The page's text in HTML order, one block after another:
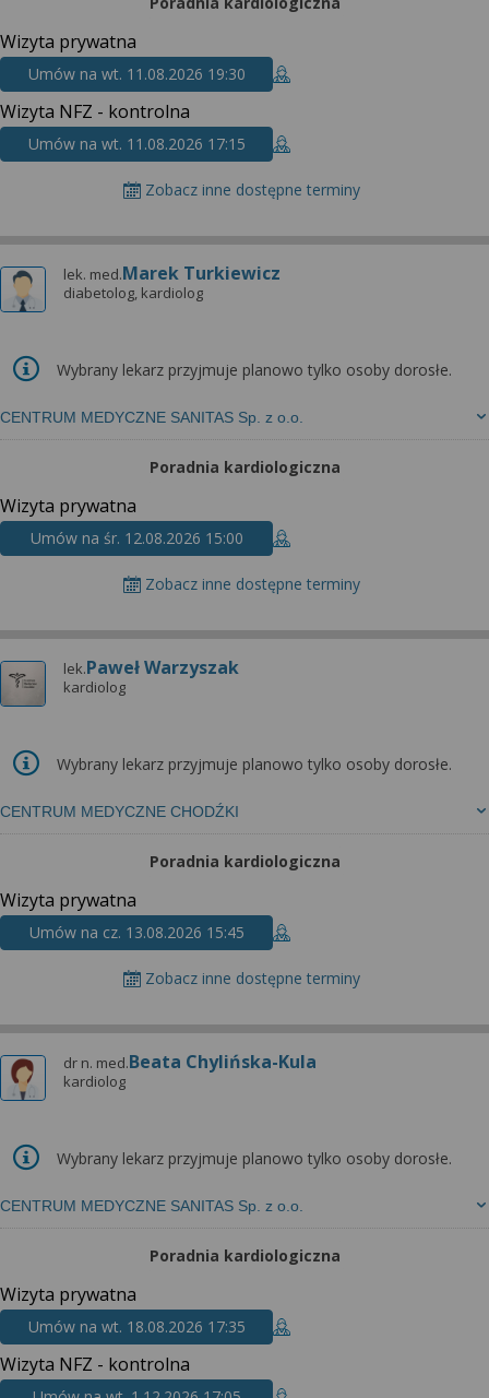
Wizyta prywatna
Umów na wt. 11.08.2026 19:30
Wizyta NFZ - kontrolna
Umów na wt. 11.08.2026 17:15
Zobacz inne dostępne terminy
lek. med.Marek Turkiewicz
diabetolog, kardiolog
CENTRUM MEDYCZNE SANITAS Sp. z o.o.
Wybrany lekarz przyjmuje planowo tylko osoby dorosłe.
Poradnia kardiologiczna
Wizyta prywatna
Umów na śr. 12.08.2026 15:00
Zobacz inne dostępne terminy
lek.Paweł Warzyszak
kardiolog
CENTRUM MEDYCZNE CHODŹKI
Wybrany lekarz przyjmuje planowo tylko osoby dorosłe.
Poradnia kardiologiczna
Wizyta prywatna
Umów na cz. 13.08.2026 15:45
Zobacz inne dostępne terminy
dr n. med.Beata Chylińska-Kula
kardiolog
CENTRUM MEDYCZNE SANITAS Sp. z o.o.
Wybrany lekarz przyjmuje planowo tylko osoby dorosłe.
Poradnia kardiologiczna
Wizyta prywatna
Umów na wt. 18.08.2026 17:35
Wizyta NFZ - kontrolna